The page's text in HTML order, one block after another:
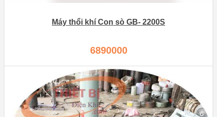
Máy thổi khí Con sò GB- 2200S
6890000